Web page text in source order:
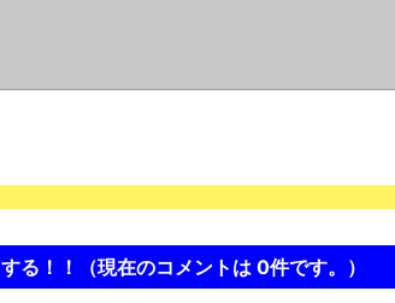
る！！（現在のコメントは 0件です。）